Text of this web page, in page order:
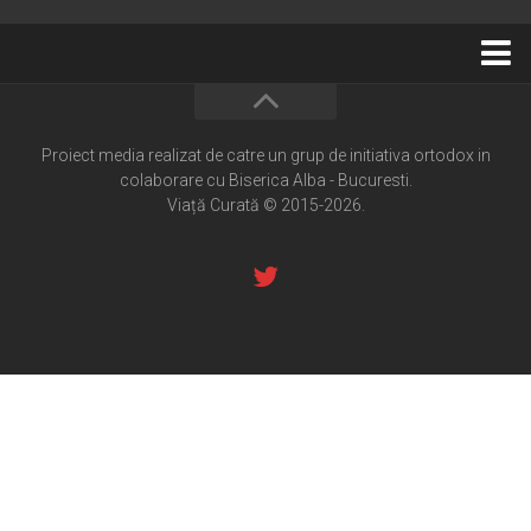
Cultură creștină
Pateric Atonit
Proiect media realizat de catre un grup de initiativa ortodox in
colaborare cu Biserica Alba - Bucuresti.
Viață Curată © 2015-2026.